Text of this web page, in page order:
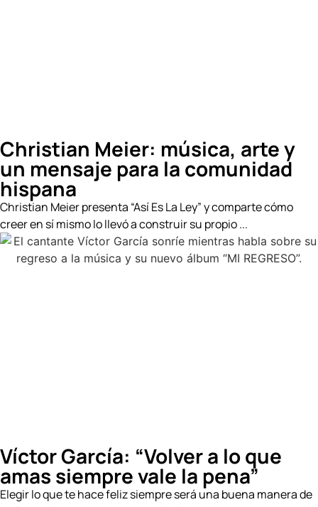
Christian Meier: música, arte y
un mensaje para la comunidad
hispana
Christian Meier presenta “Así Es La Ley” y comparte cómo
creer en sí mismo lo llevó a construir su propio ...
Víctor García: “Volver a lo que
amas siempre vale la pena”
Elegir lo que te hace feliz siempre será una buena manera de